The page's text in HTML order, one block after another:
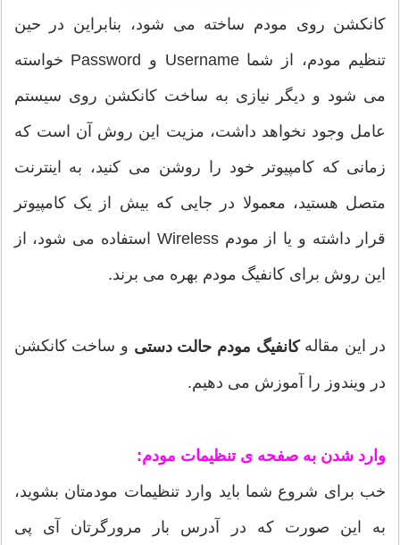
کانکشن روی مودم ساخته می شود، بنابراین در حین
تنظیم مودم، از شما Username و Password خواسته
می شود و دیگر نیازی به ساخت کانکشن روی سیستم
عامل وجود نخواهد داشت، مزیت این روش آن است که
زمانی که کامپیوتر خود را روشن می کنید، به اینترنت
متصل هستید، معمولا در جایی که بیش از یک کامپیوتر
قرار داشته و یا از مودم Wireless استفاده می شود، از
این روش برای کانفیگ مودم بهره می برند.
در این مقالهکانفیگ مودم حالت دستی و ساخت کانکشن
در ویندوز را آموزش می دهیم.
وارد شدن به صفحه ی تنظیمات مودم:
خب برای شروع شما باید وارد تنظیمات مودمتان بشوید،
به این صورت که در آدرس بار مرورگرتان آی پی